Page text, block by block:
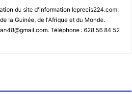
du site d'information leprecis224.com.
la Guinée, de l'Afrique et du Monde.
Téléphone : 628 56 84 52